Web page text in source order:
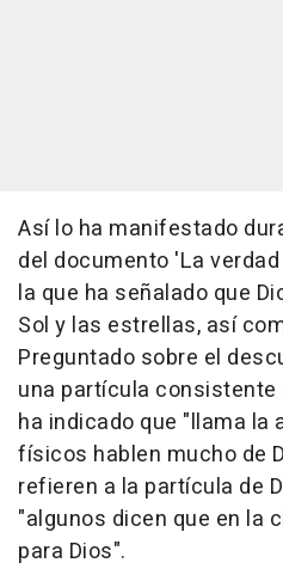
Así lo ha manifestado
del documento 'La
la que ha señalado que
Sol y las estrellas, así
Preguntado sobre el
una partícula consistente
ha indicado que "llama la
físicos hablen mucho de
refieren a la partícula de
"algunos dicen que en la
para Dios".